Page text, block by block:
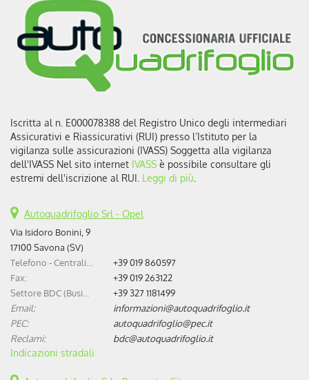
Iscritta al n. E000078388 del Registro Unico degli intermediari
Assicurativi e Riassicurativi (RUI) presso l’Istituto per la
vigilanza sulle assicurazioni (IVASS) Soggetta alla vigilanza
dell'IVASS Nel sito internet IVASS è possibile consultare gli
estremi dell'iscrizione al RUI. Leggi di più
Autoquadrifoglio Srl - Opel
Via Isidoro Bonini, 9
17100 Savona (SV)
+39 019 860597
Fax:
+39 019 263122
+39 327 1181499
Email:
informazioni@autoquadrifoglio.it
PEC:
autoquadrifoglio@pec.it
Reclami:
bdc@autoquadrifoglio.it
Indicazioni stradali